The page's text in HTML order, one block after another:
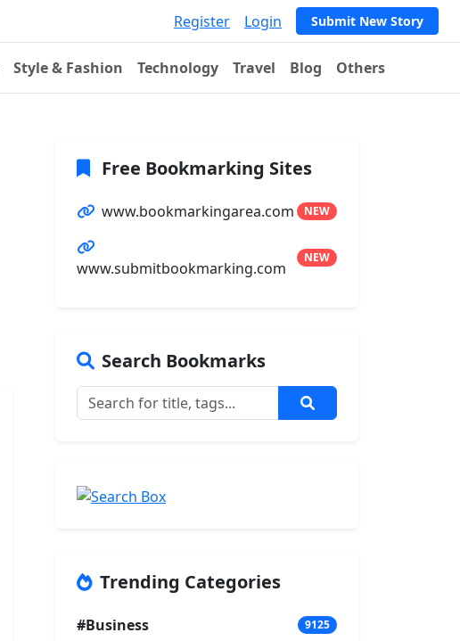
Register Login Submit New Story
Style & Fashion Technology Travel Blog Others
Free Bookmarking Sites
www.bookmarkingarea.com NEW
www.submitbookmarking.com
NEW
Search Bookmarks
Trending Categories
#Business 9125